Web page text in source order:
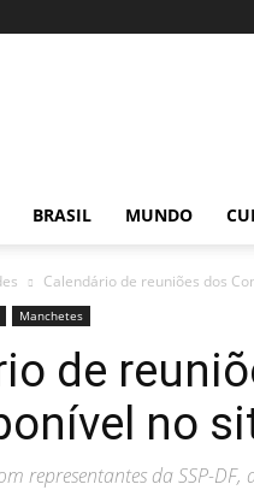
BRASIL MUNDO
Calendário de reuniões dos
Manchetes
de
no
representantes da SSP-